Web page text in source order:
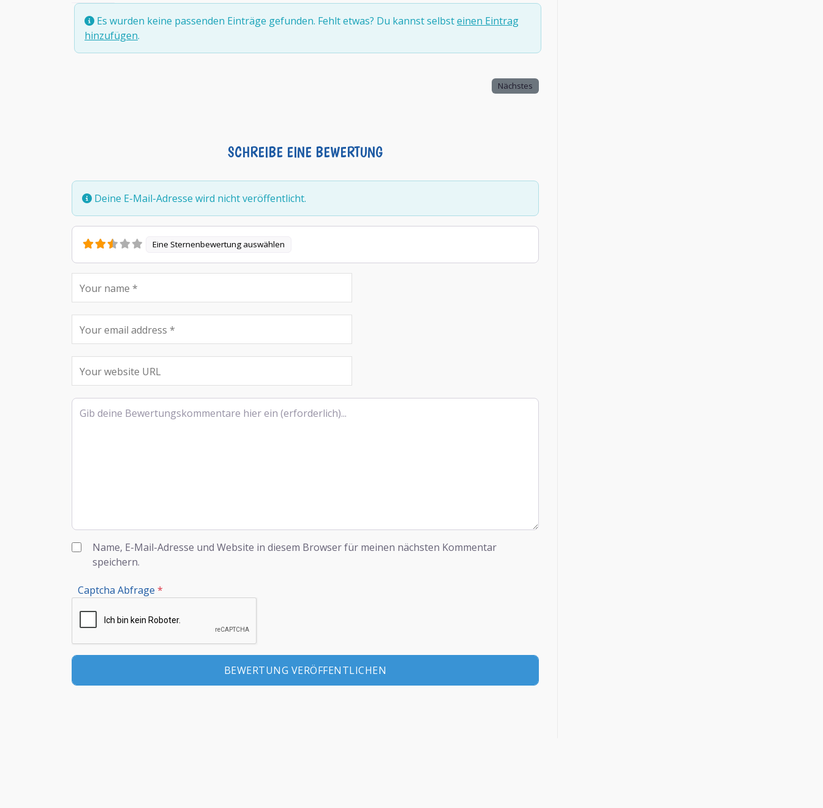
Es wurden keine passenden Einträge gefunden. Fehlt etwas? Du kannst selbsteinen Eintrag
hinzufügen.
Nächstes
SCHREIBE EINE BEWERTUNG
Deine E-Mail-Adresse wird nicht veröffentlicht.
Eine Sternenbewertung auswählen
Rezensionstext
Name, E-Mail-Adresse und Website in diesem Browser für meinen nächsten Kommentar
speichern.
Captcha Abfrage *